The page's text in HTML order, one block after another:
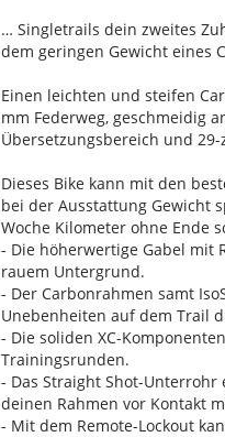
… Singletrails dein zweites
dem geringen Gewicht eines
Einen leichten und steifen
mm Federweg, geschmeidig
Übersetzungsbereich und
Dieses Bike kann mit den
bei der Ausstattung Gewicht
Woche Kilometer ohne Ende
- Die höherwertige Gabel mit
rauem Untergrund.
- Der Carbonrahmen samt
Unebenheiten auf dem Trail
- Die soliden XC-
Trainingsrunden.
- Das Straight Shot-Unterrohr
deinen Rahmen vor Kontakt
- Mit dem Remote-Lockout